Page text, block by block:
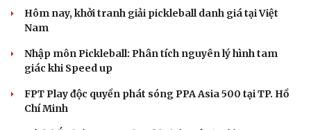
Hôm nay, khởi tranh giải pickleball danh giá tại Việt
Nam
Nhập môn Pickleball: Phân tích nguyên lý hình tam
giác khi Speed up
FPT Play độc quyền phát sóng PPA Asia 500 tại TP. Hồ
Chí Minh